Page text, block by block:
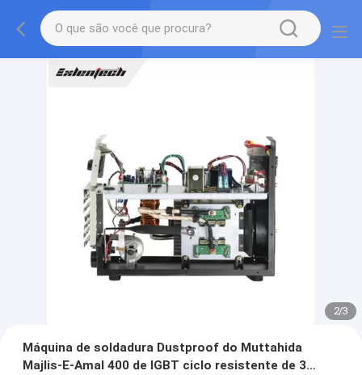
2/3
Máquina de soldadura Dustproof do Muttahida
Majlis-E-Amal 400 de IGBT ciclo resistente de 3